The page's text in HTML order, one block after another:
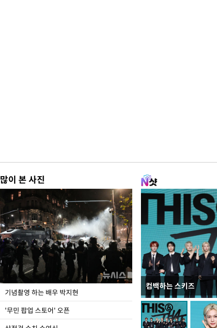
많이 본 사진
기념촬영 하는 배우 박지현
'무민 팝업 스토어' 오픈
컴백하는 스키즈
이 대통령, 국가폭력
가 책임지고 치유"